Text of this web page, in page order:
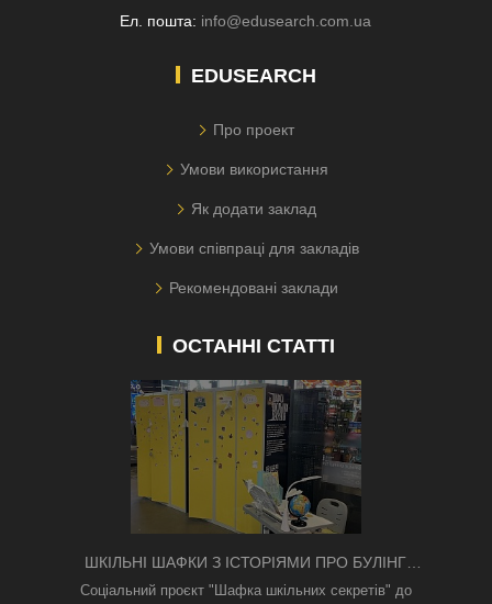
Ел. пошта: info@edusearch.com.ua
EDUSEARCH
Про проект
Умови використання
Як додати заклад
Умови співпраці для закладів
Рекомендовані заклади
ОСТАННІ СТАТТІ
ШКІЛЬНІ ШАФКИ З ІСТОРІЯМИ ПРО БУЛІНГ
З'ЯВИЛИСЯ В КИЄВІ
Соціальний проєкт "Шафка шкільних секретів" до